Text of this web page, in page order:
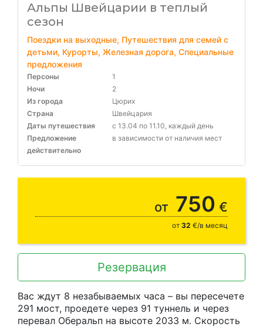
Альпы Швейцарии в теплый
сезон
Поездки на выходные, Путешествия для семей с
детьми, Курорты, Железная дорога, Специальные
предложения
Персоны
1
Ночи
2
Из города
Цюрих
Страна
Швейцария
Даты путешествия
с 13.04 по 11.10, каждый день
Предложение
действительно
в зависимости от наличия мест
от 750 €
от 32 €/в месяц
Резервация
Вас ждут 8 незабываемых часа – вы пересечете
291 мост, проедете через 91 туннель и через
перевал Оберальп на высоте 2033 м. Скорость